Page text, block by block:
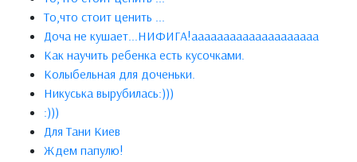
То,что стоит ценить ...
Доча не кушает...НИФИГА!аааааааааааааааааааа
Как научить ребенка есть кусочками.
Колыбельная для доченьки.
Никуська вырубилась:)))
:)))
Для Тани Киев
Ждем папулю!